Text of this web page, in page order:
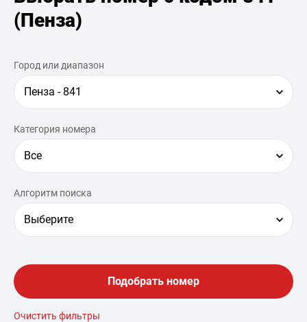
(Пенза)
Город или диапазон
Пенза - 841
Категория номера
Все
Алгоритм поиска
Выберите
Подобрать номер
Очистить фильтры